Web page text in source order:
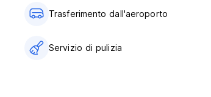
Trasferimento dall'aeroporto
Servizio di pulizia